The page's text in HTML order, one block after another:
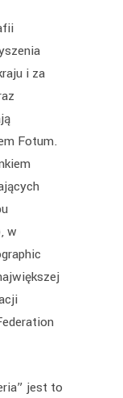
i za
Fotum.
w
jest to